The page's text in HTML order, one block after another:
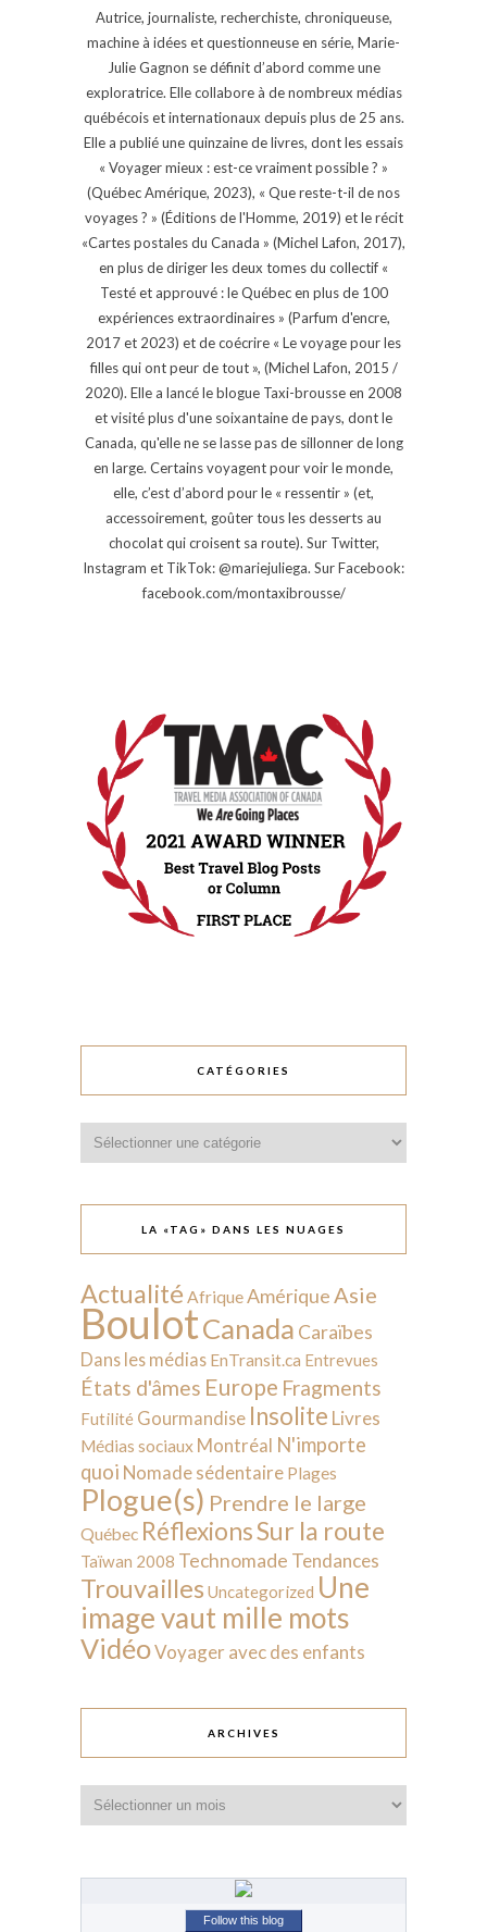
Autrice, journaliste, recherchiste, chroniqueuse,
machine à idées et questionneuse en série, Marie-
Julie Gagnon se définit d’abord comme une
exploratrice. Elle collabore à de nombreux médias
québécois et internationaux depuis plus de 25 ans.
Elle a publié une quinzaine de livres, dont les essais
« Voyager mieux : est-ce vraiment possible ? »
(Québec Amérique, 2023), « Que reste-t-il de nos
voyages ? » (Éditions de l'Homme, 2019) et le récit
«Cartes postales du Canada » (Michel Lafon, 2017),
en plus de diriger les deux tomes du collectif «
Testé et approuvé : le Québec en plus de 100
expériences extraordinaires » (Parfum d'encre,
2017 et 2023) et de coécrire « Le voyage pour les
filles qui ont peur de tout », (Michel Lafon, 2015 /
2020). Elle a lancé le blogue Taxi-brousse en 2008
et visité plus d'une soixantaine de pays, dont le
Canada, qu'elle ne se lasse pas de sillonner de long
en large. Certains voyagent pour voir le monde,
elle, c’est d’abord pour le « ressentir » (et,
accessoirement, goûter tous les desserts au
chocolat qui croisent sa route). Sur Twitter,
Instagram et TikTok: @mariejuliega. Sur Facebook:
facebook.com/montaxibrousse/
CATÉGORIES
LA «TAG» DANS LES NUAGES
Actualité AfriqueAmériqueAsie
BoulotCanada Caraïbes
Dans les médias EnTransit.ca Entrevues
États d'âmes Europe Fragments
Futilité Gourmandise Insolite Livres
Médias sociaux Montréal N'importe
quoi Nomade sédentaire Plages
Plogue(s) Prendre le large
Québec RéflexionsSur la route
Taïwan 2008 Technomade Tendances
Trouvailles Uncategorized Une
image vaut mille mots
VidéoVoyager avec des enfants
ARCHIVES
Follow this blog